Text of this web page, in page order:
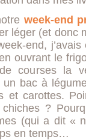
week-end
léger (et donc
end,
ouvrant le
courses la
un bac à
et carottes.
?
(qui a dit «
en temps…